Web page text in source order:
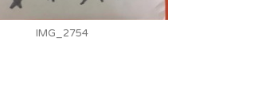
IMG_2754